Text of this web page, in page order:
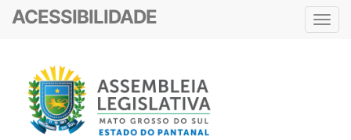
ACESSIBILIDADE